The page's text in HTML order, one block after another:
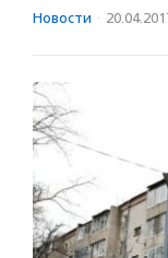
Новости ·